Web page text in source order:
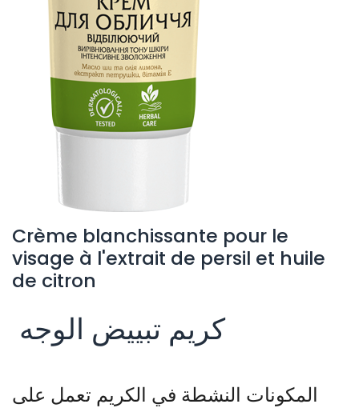
Crème blanchissante pour le
visage à l'extrait de persil et huile
de citron
كريم تبييض الوجه
المكونات النشطة في الكريم تعمل على